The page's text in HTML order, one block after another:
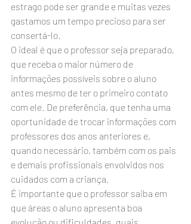
estrago pode ser grande e muitas vezes
gastamos um tempo precioso para ser
consertá-lo.
O ideal é que o professor seja preparado,
que receba o maior número de
informações possíveis sobre o aluno
antes mesmo de ter o primeiro contato
com ele. De preferência, que tenha uma
oportunidade de trocar informações com
professores dos anos anteriores e,
quando necessário, também com os pais
e demais profissionais envolvidos nos
cuidados com a criança.
É importante que o professor saiba em
que áreas o aluno apresenta boa